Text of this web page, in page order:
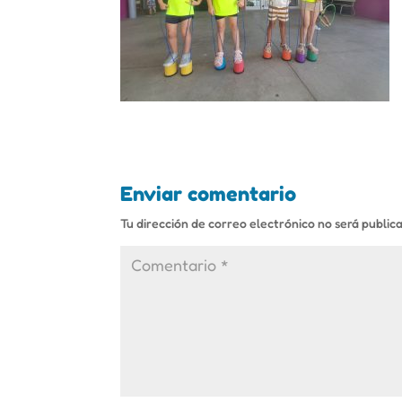
Enviar comentario
Tu dirección de correo electrónico no será